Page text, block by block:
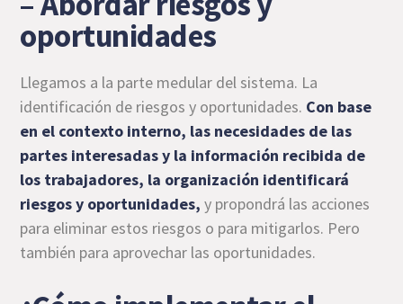
oportunidades
Llegamos a la parte medular del sistema. La
identificación de riesgos y oportunidades. Con base
en el contexto interno, las necesidades de las
partes interesadas y la información recibida de
los trabajadores, la organización identificará
riesgos y oportunidades,y propondrá las acciones
para eliminar estos riesgos o para mitigarlos. Pero
también para aprovechar las oportunidades.